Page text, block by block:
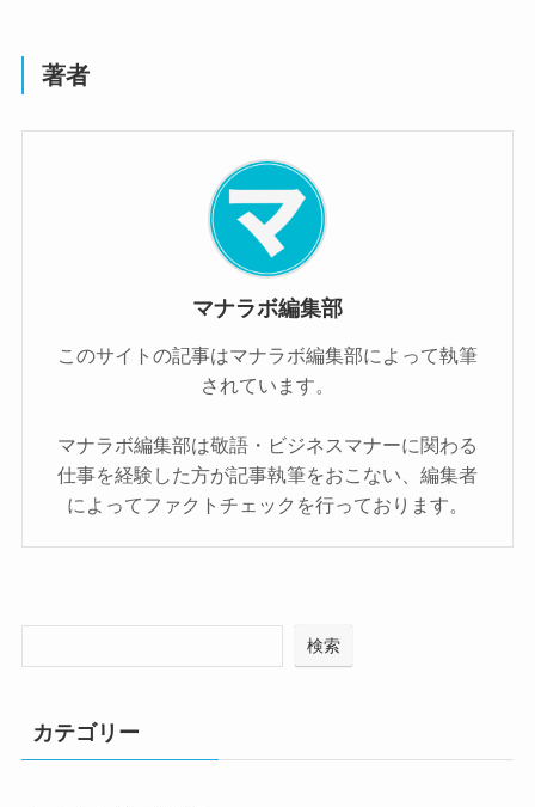
著者
マナラボ編集部
このサイトの記事はマナラボ編集部によって執筆
されています。
マナラボ編集部は敬語・ビジネスマナーに関わる
仕事を経験した方が記事執筆をおこない、編集者
によってファクトチェックを行っております。
検索
カテゴリー